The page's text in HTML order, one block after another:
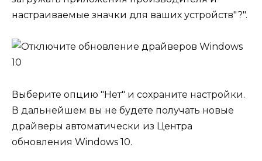
настраиваемые значки для ваших устройств"?".
Выберите опцию "Нет" и сохраните настройки.
В дальнейшем вы не будете получать новые
драйверы автоматически из Центра
обновления Windows 10.